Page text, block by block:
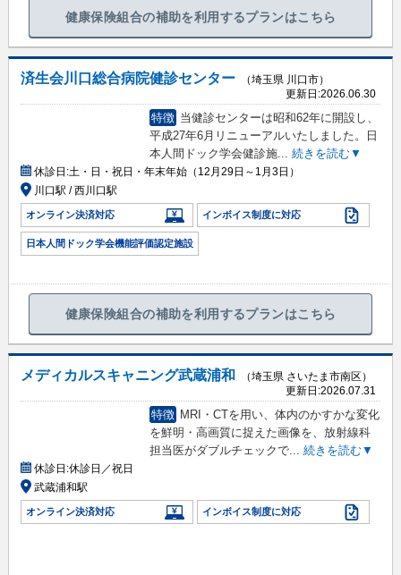
健康保険組合の補助を利用するプランはこちら
済生会川口総合病院健診センター
（埼玉県 川口市）
更新日:2026.06.30
特徴 当健診センターは昭和62年に開設し、
平成27年6月リニューアルいたしました。日
本人間ドック学会健診施... 続きを読む▼
休診日:土・日・祝日・年末年始（12月29日～1月3日）
川口駅 / 西川口駅
オンライン決済対応 インボイス制度に対応
日本人間ドック学会機能評価認定施設
健康保険組合の補助を利用するプランはこちら
メディカルスキャニング武蔵浦和
（埼玉県 さいたま市南区）
更新日:2026.07.31
特徴 MRI・CTを用い、体内のかすかな変化
を鮮明・高画質に捉えた画像を、放射線科
担当医がダブルチェックで... 続きを読む▼
休診日:休診日／祝日
武蔵浦和駅
オンライン決済対応 インボイス制度に対応